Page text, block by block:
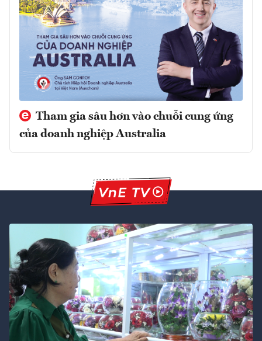
Tham gia sâu hơn vào chuỗi cung ứng
của doanh nghiệp Australia